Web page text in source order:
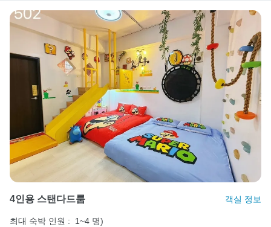
4인용 스탠다드룸 객실 정보
최대 숙박 인원 : 1~4 명)